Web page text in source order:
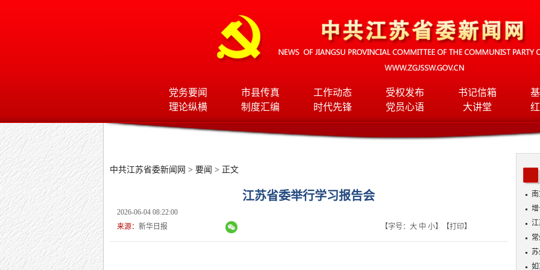
党务要闻 市县传真 工作动态 受权发布 书记信箱
理论纵横
制度汇编 时代先锋 党员心语 大讲堂
中共江苏省委新闻网 > 要闻 > 正文
江苏省委举行学习报告会
2026-06-04 08:22:00
来源： 新华日报 【字号： 大 中 小】【打印】
增
情